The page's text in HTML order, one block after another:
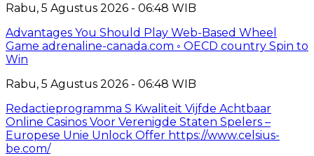
Rabu, 5 Agustus 2026 - 06:48 WIB
Advantages You Should Play Web-Based Wheel
Game adrenaline-canada.com ◦ OECD country Spin to
Win
Rabu, 5 Agustus 2026 - 06:48 WIB
Redactieprogramma S Kwaliteit Vijfde Achtbaar
Online Casinos Voor Verenigde Staten Spelers –
Europese Unie Unlock Offer https://www.celsius-
be.com/